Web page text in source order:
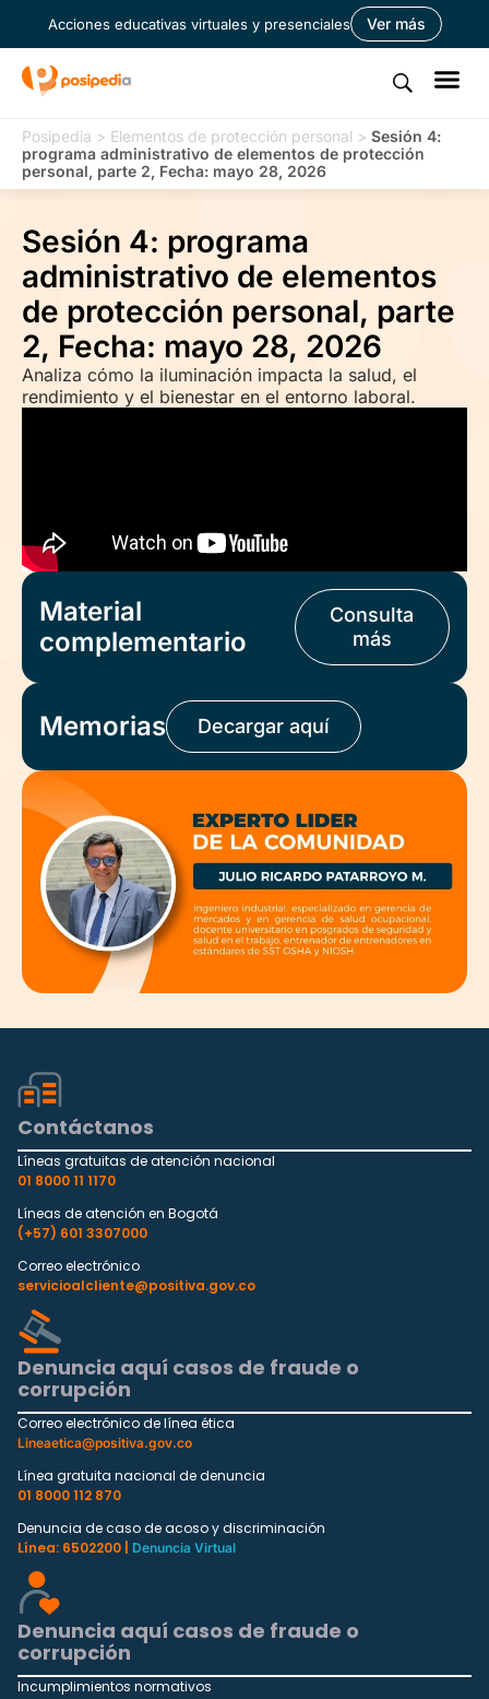
Acciones educativas virtuales y presenciales Ver más
Posipedia > Elementos de protección personal > Sesión 4:
programa administrativo de elementos de protección
personal, parte 2, Fecha: mayo 28, 2026
Sesión 4: programa
administrativo de elementos
de protección personal, parte
2, Fecha: mayo 28, 2026
Analiza cómo la iluminación impacta la salud, el
rendimiento y el bienestar en el entorno laboral.
Material
complementario
Consulta
más
Memorias Decargar aquí
Contáctanos
Líneas gratuitas de atención nacional
01 8000 11 1170
Líneas de atención en Bogotá
(+57) 601 3307000
Correo electrónico
servicioalcliente@positiva.gov.co
Denuncia aquí casos de fraude o
corrupción
Correo electrónico de línea ética
Lineaetica@positiva.gov.co
Línea gratuita nacional de denuncia
01 8000 112 870
Denuncia de caso de acoso y discriminación
Línea: 6502200 |
Denuncia Virtual
Denuncia aquí casos de fraude o
corrupción
Incumplimientos normativos